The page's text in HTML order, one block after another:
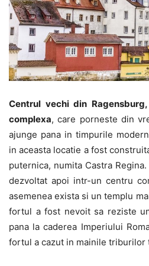
Centrul vechi din
complexa, care porneste din
ajunge pana in timpurile
in aceasta locatie a fost
puternica, numita Castra
dezvoltat apoi intr-un centru
asemenea exista si un templu
fortul a fost nevoit sa reziste
pana la caderea Imperiului
fortul a cazut in mainile triburilor